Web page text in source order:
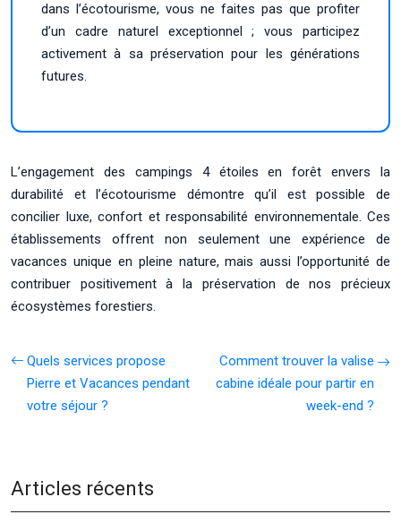
dans l’écotourisme, vous ne faites pas que profiter
d’un cadre naturel exceptionnel ; vous participez
activement à sa préservation pour les générations
futures.
L’engagement des campings 4 étoiles en forêt envers la
durabilité et l’écotourisme démontre qu’il est possible de
concilier luxe, confort et responsabilité environnementale. Ces
établissements offrent non seulement une expérience de
vacances unique en pleine nature, mais aussi l’opportunité de
contribuer positivement à la préservation de nos précieux
écosystèmes forestiers.
Quels services propose
Pierre et Vacances pendant
votre séjour ?
Comment trouver la valise
cabine idéale pour partir en
week-end ?
Articles récents